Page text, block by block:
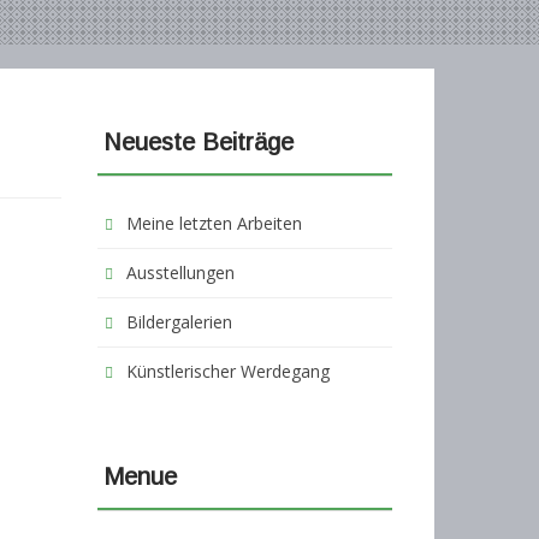
Neueste Beiträge
Meine letzten Arbeiten
Ausstellungen
Bildergalerien
Künstlerischer Werdegang
Menue